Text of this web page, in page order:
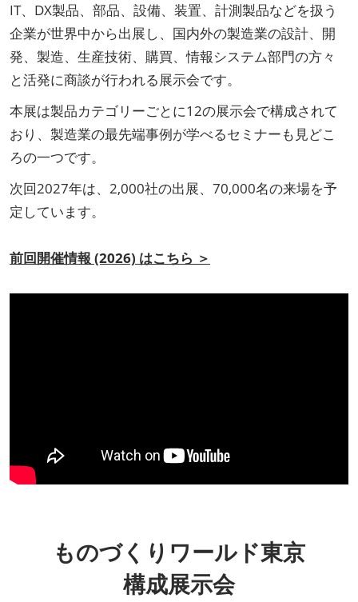
IT、DX製品、部品、設備、装置、計測製品などを扱う
企業が世界中から出展し、国内外の製造業の設計、開
発、製造、生産技術、購買、情報システム部門の方々
と活発に商談が行われる展示会です。
本展は製品カテゴリーごとに12の展示会で構成されて
おり、製造業の最先端事例が学べるセミナーも見どこ
ろの一つです。
次回2027年は、2,000社の出展、70,000名の来場を予
定しています。
前回開催情報 (2026) はこちら ＞
ものづくりワールド東京
構成展示会